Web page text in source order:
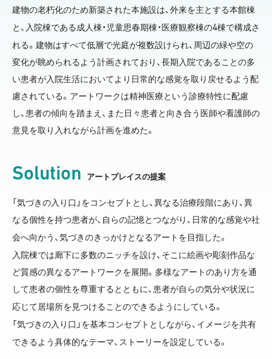
建物の老朽化のため新築された本施設は、外来を主とする本館棟
と、入院棟である成人棟・児童思春期棟・医療観察棟の4棟で構成さ
れる。建物はすべて低層で光庭が複数設けられ、周辺の緑や空の
変化が眺められるよう計画されており、長期入院であることの多
い患者が入院生活においてより日常的な感覚を取り戻せるよう配
慮されている。アートワークは精神医療という診療特性に配慮
し、患者の傾向を踏まえ、また日々患者と向き合う医師や看護師の
意見を取り入れながら計画を進めた。
Solution アートプレイスの提案
「気づきの入り口」をコンセプトとし、異なる治療段階にあり、異
なる個性を持つ患者が、自らの記憶とつながり、日常的な感覚や社
会へ向かう、気づきのきっかけとなるアートを目指した。
入院棟では廊下に多数のニッチを設け、そこに絵画や彫刻作品な
ど質感の異なるアートワークを展開。多様なアートのあり方を通
して患者の個性を尊重するとともに、患者が自らの気分や状況に
応じて居場所を見つけることのできるようにしている。
「気づきの入り口」を基本コンセプトとしながら、イメージを共有
できるよう具体的なテーマ、ストーリーを設定している。